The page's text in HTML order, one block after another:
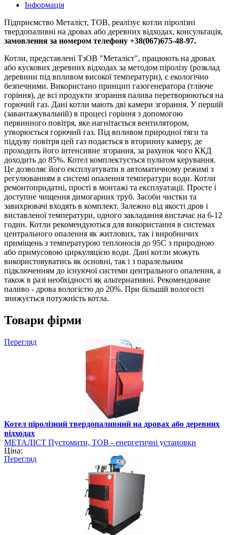
Інформація
Підприємство Металіст, ТОВ, реалізує котли піролізні
твердопаливні на дровах або деревних відходах, консультація,
замовлення за номером телефону +38(067)675-48-97.
Котли, представлені ТзОВ "Металіст", працюють на дровах
або кускових деревних відходах за методом піролізу (розклад
деревини під впливом високої температури), є екологічно
безпечними. Використано принцип газогенератора (тліюче
горіння), де всі продукти згорання палива перетворюються на
горючий газ. Дані котли мають дві камери згорання. У першій
(завантажувальній) в процесі горіння з допомогою
первинного повітря, яке нагнітається вентилятором,
утворюється горючий газ. Під впливом природної тяги та
піддуву повітря цей газ подається в вторинну камеру, де
проходить його інтенсивне згорання, за рахунок чого ККД
доходить до 85%. Котел комплектується пультом керування.
Це дозволяє його експлуатувати в автоматичному режимі з
регулюванням в системі опалення температури води. Котли
ремонтопридатні, прості в монтажі та експлуатації. Просте і
доступне чищення димогарних труб. Засоби чистки та
завихрювачі входять в комплект. Залежно від якості дров і
виставленої температури, одного закладання вистачає на 6-12
годин. Котли рекомендуються для використання в системах
центрального опалення як житлових, так і виробничих
приміщень з температурою теплоносія до 95С з природною
або примусовою циркуляцією води. Дані котли можуть
використовуватись як основні, так і з паралельним
підключенням до існуючої системи центрального опалення, а
також в разі необхідності як альтернативні. Рекомендоване
паливо - дрова вологістю до 20%. При більшій вологості
знижується потужність котла.
Товари фірми
Перегляд
Котел піролізний твердопаливний на дровах або деревних
відходах
МЕТАЛІСТ Пустомити, ТОВ - енергетичні установки
Ціна:
Перегляд